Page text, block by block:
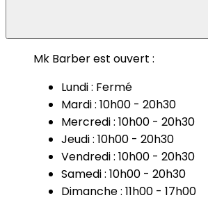
Mk Barber est ouvert :
Lundi : Fermé
Mardi : 10h00 - 20h30
Mercredi : 10h00 - 20h30
Jeudi : 10h00 - 20h30
Vendredi : 10h00 - 20h30
Samedi : 10h00 - 20h30
Dimanche : 11h00 - 17h00